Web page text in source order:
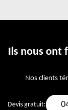
Ils nous ont
Nos clients
Devis gratuit: